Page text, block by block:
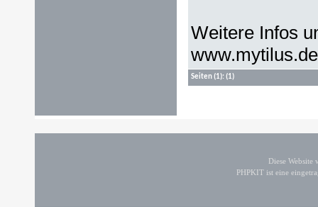
Weitere Infos
www.mytilus.de
Seiten(1): (1)
Diese
PHPKIT ist eine